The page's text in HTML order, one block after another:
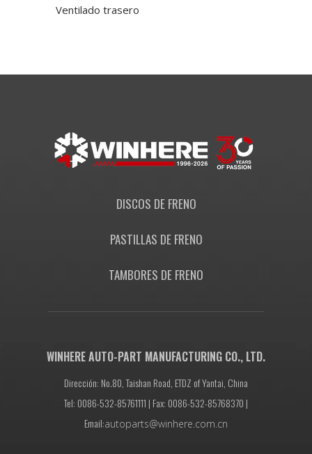
Ventilado trasero
DISCOS DE FRENO
PASTILLAS DE FRENO
TAMBORES DE FRENO
WINHERE AUTO-PART MANUFACTURING CO., LTD.
Dirección: No.80, Taishan Road, ETDZ of Yantai, China
Tel: 0086-532-85761111 | Fax: 0086-532-85768370 |
Email:autoparts@winhere.com.cn